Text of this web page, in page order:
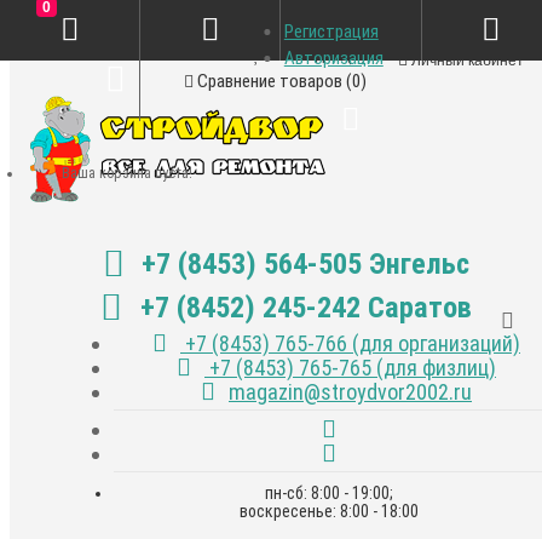
Личный кабинет
Закладки (0)
Сравнение товаров (0)
+7 (8453) 564-505 Энгельс
+7 (8452) 245-242 Саратов
+7 (8453) 765-766 (для организаций)
+7 (8453) 765-765 (для физлиц)
magazin@stroydvor2002.ru
пн-сб: 8:00 - 19:00;
воскресенье: 8:00 - 18:00
Регистрация
Авторизация
0
Ваша корзина пуста!